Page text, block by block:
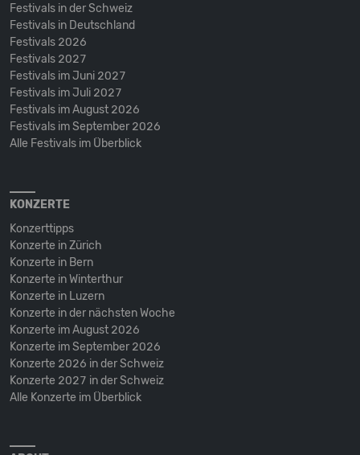
Festivals in der Schweiz
Festivals in Deutschland
Festivals 2026
Festivals 2027
Festivals im Juni 2027
Festivals im Juli 2027
Festivals im August 2026
Festivals im September 2026
Alle Festivals im Überblick
KONZERTE
Konzerttipps
Konzerte in Zürich
Konzerte in Bern
Konzerte in Winterthur
Konzerte in Luzern
Konzerte in der nächsten Woche
Konzerte im August 2026
Konzerte im September 2026
Konzerte 2026 in der Schweiz
Konzerte 2027 in der Schweiz
Alle Konzerte im Überblick